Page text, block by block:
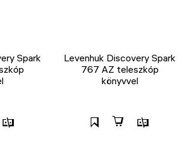
Spark
Levenhuk Discovery Spark
767 AZ teleszkóp
könyvvel